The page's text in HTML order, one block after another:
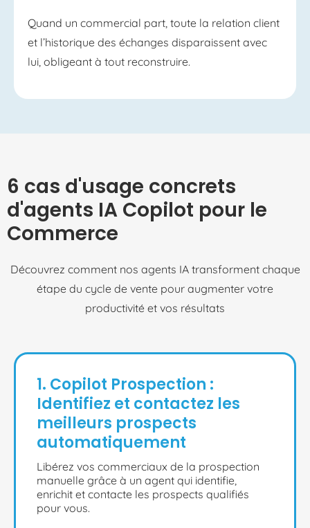
Quand un commercial part, toute la relation client
et l’historique des échanges disparaissent avec
lui, obligeant à tout reconstruire.
6 cas d'usage concrets
d'agents IA Copilot pour le
Commerce
Découvrez comment nos agents IA transforment chaque
étape du cycle de vente pour augmenter votre
productivité et vos résultats
1. Copilot Prospection :
Identifiez et contactez les
meilleurs prospects
automatiquement
Libérez vos commerciaux de la prospection
manuelle grâce à un agent qui identifie,
enrichit et contacte les prospects qualifiés
pour vous.